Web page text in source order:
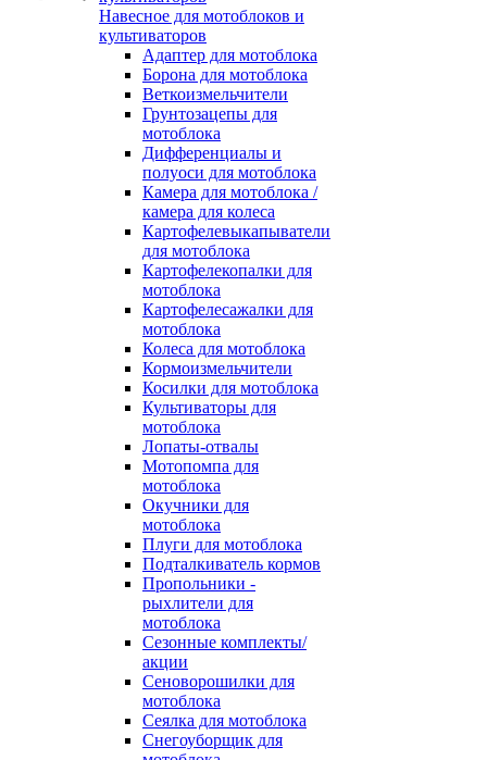
Навесное для мотоблоков и
культиваторов
Адаптер для мотоблока
Борона для мотоблока
Веткоизмельчители
Грунтозацепы для
мотоблока
Дифференциалы и
полуоси для мотоблока
Камера для мотоблока /
камера для колеса
Картофелевыкапыватели
для мотоблока
Картофелекопалки для
мотоблока
Картофелесажалки для
мотоблока
Колеса для мотоблока
Кормоизмельчители
Косилки для мотоблока
Культиваторы для
мотоблока
Лопаты-отвалы
Мотопомпа для
мотоблока
Окучники для
мотоблока
Плуги для мотоблока
Подталкиватель кормов
Пропольники -
рыхлители для
мотоблока
Сезонные комплекты/
акции
Сеноворошилки для
мотоблока
Сеялка для мотоблока
Снегоуборщик для